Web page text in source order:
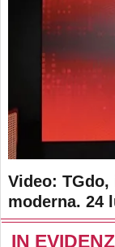
Video:
moderna. 24
IN